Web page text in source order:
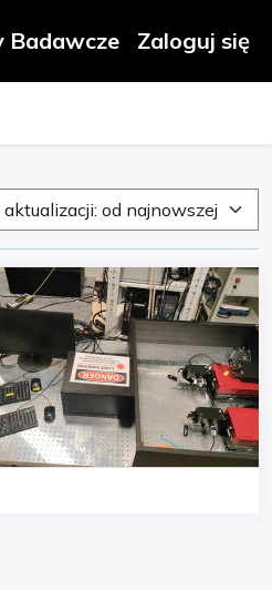
Badawcze Zaloguj się
od najnowszej